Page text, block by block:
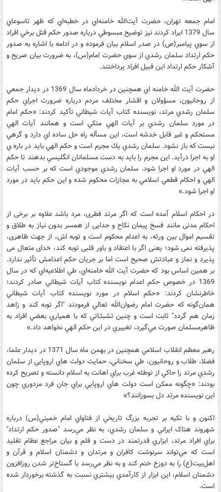
امام‌ جمعه‌ تهران، حضرت آيت‌الله خامنه‌اي در خطبه‌اي که ظهر تاسوعاي
سال 1379 ايراد کردند نيز توضيح مبسوطي درباره صدور حكم‌ قتل‌ برخي‌ افراد
از سوي‌ پيامبر(ص‌) در صدر اسلام بيان فرموده و در ادامه با اشاره به صدور
حكم‌ ارتداد سلمان‌ رشدي‌ از سوي‌ حضرت‌ امام(س‌)، به ضرورت بيان صريح و
آشکار حکم ارتداد اين قبيل افراد پرداختند.
حضرت آيت الله خامنه اي همچنين در خردادماه سال 1369 در ديدار جمعي
از روحانيون، مسؤولان و اقشار مختلف مردم درباره ضرورت اجراي حکم
سلمان رشدي مرتد، نويسنده کتاب آيات شيطاني تأکيد کردند: «حكم امام
در مورد سلمان رشدي بر آيات الهي متكي است و همانند آيات الهي
مستحكم و غير قابل خدشه است، اين مسأله راه حل ساده اي دارد و گرهي
نيست كه باز نشود. سلمان رشدي يك مجرم است و حكم الهي بايد در باره ي
او به اجرا درآيد. اين مجرم را بايد به دست مسلمانان انگليسي بدهند تا حكم
الهي در مورد او اجرا شود. سلمان رشدي موجودي است كه بر حسب آيات
الهي و احكام قطعي اسلامي به مجازات محكوم شده و اين حكم بايد در مورد
او اجرا شود.»
در احکام اسلام آمده است که اگر مرتد فطری، مرد باشد علاوه بر برخی از
احکام مدنی مانند فسخ پیمان نکاح و جدایی از همسر بدون نیاز به طلاق و
تقسیم اموال بین ورثه، به اعدام محکوم است و توبه اش، از جهت ظاهری،
پذیرفته نمی شود؛ یعنی اگر با اعتقاد و باور قلبی توبه کند، خدای متعال می
پذیرد و نماز و عبادتش صحیح است اما بر جریان حکم اعدامش تأثیر ندارد.
بر همين اساس بود که حضرت آيت الله خامنه‌اي، طي اطلاعيه‌اي که در سال
1369 در خصوص حكم اعدام نويسنده كتاب آيات شيطاني صادر کردند؛
خاطرنشان کردند: «حكم اسلام در مورد نويسنده كتاب آيات شيطاني
همان‌گونه كه حضرت امام رضوان‌الله تعالي فرمودند "اگر توبه كند و زاهد
زمان هم گردد" ثابت است و چنين تشبثـاتي كه با همياري بعضي افراد به
ظاهرمسلمان صورت مي‌گيرد،‌ تغييري در اين حكم الهي نخواهد داد.»
رهبر معظم انقلاب اسلامي همچنين در بهمن ماه سال 1371 در ديدار علما،
فضلا، طلاب و روحانيون، طي سخناني، حمايت دولت هاي اروپايي از سلمان
رشدي مرتد را حاكي از توطئه غرب براي اهانت به اسلام دانسته و تصريح کرده
بودند: «چگونه ممكن است دولت هاي اروپايي براي جانِ فرد مزدوري چون
اين نويسنده مرتد دل بسوزانند؟»
اکنون و با تکيه بر تجربه بزرگ تاريخي از فتاواي امام خميني(س) درباره
شهروند هتاک ايراني و سلمان رشدي، به نظر مي‌رسد "صدور حکم ارتداد"
براي افراد مرتد، ابزاري قدرتمند در دست و قلم و بيان مراجع عظام تقليد
است که مي‌تواند سرنوشت کافران و مرتدان و دشمنان اسلام و قرآن و
اهل‌بيت(ع) را به دوزخ ختم کند و به نظر مي‌رسد با گستاخ‌تر شدن روزافزون
دشمنان اسلام، اين ابزار از کارآمدي بيشتري نسبت به گذشته برخوردار شده
است.